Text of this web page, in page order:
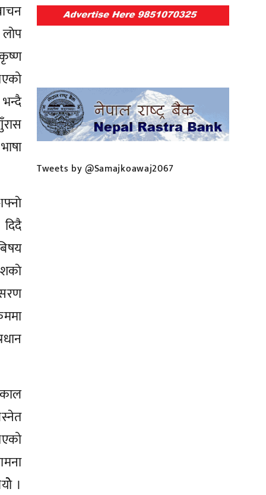
।
Tweets by @Samajkoawaj2067